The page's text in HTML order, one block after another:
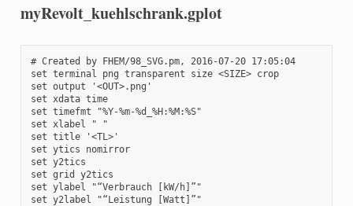
myRevolt_kuehlschrank.gplot
# Created by FHEM/98_SVG.pm, 2016-07-20 17:05:04
set terminal png transparent size <SIZE> crop
set output '<OUT>.png'
set xdata time
set timefmt "%Y-%m-%d_%H:%M:%S"
set xlabel " "
set title '<TL>'
set ytics nomirror
set y2tics
set grid y2tics
set ylabel "“Verbrauch [kW/h]”"
set y2label "“Leistung [Watt]”"